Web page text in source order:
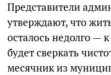
Представители
утверждают, что
осталось недолго —
будет сверкать
месячник из